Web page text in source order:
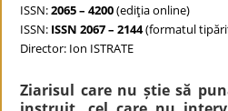
ISSN:2065 – 4200(ediţia online)
ISSN: ISSN 2067 – 2144(formatul
Director: Ion ISTRATE
Ziarisul care nu știe să